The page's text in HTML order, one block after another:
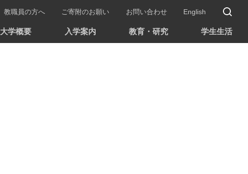
大学概要 入学案内 教育・研究 学生生活
教職員の方へ ご寄附のお願い お問い合わせ English